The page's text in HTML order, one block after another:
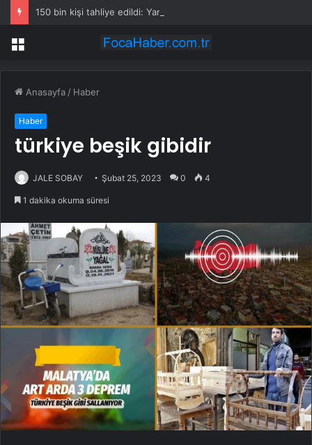
Menü
Anasayfa / Haber
Haber
türkiye beşik gibidir
JALE SOBAY Şubat 25, 2023 0 4
1 dakika okuma süresi